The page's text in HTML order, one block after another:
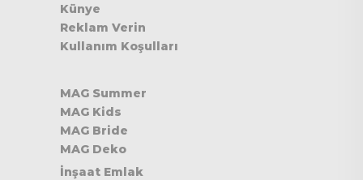
Künye
Reklam Verin
Kullanım Koşulları
MAG Summer
MAG Kids
MAG Bride
MAG Deko
İnşaat Emlak